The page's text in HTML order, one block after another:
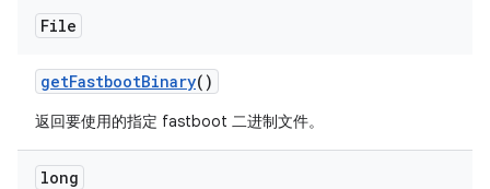
File
getFastbootBinary()
返回要使用的指定 fastboot 二进制文件。
long